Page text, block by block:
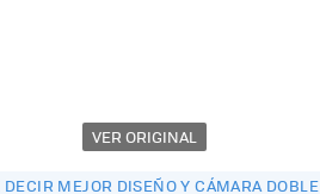
VER ORIGINAL
MEJOR DISEÑO Y CÁMARA DOBLE